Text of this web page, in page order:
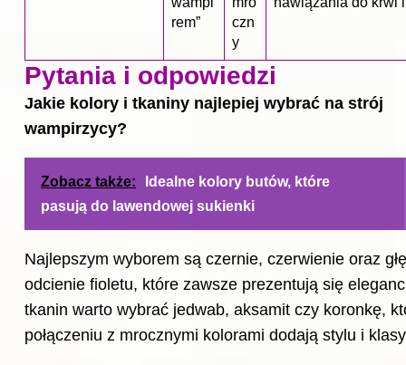
rem”
czn
y
Pytania i odpowiedzi
Jakie kolory i tkaniny najlepiej wybrać na strój
wampirzycy?
Zobacz także:
Idealne kolory butów, które
pasują do lawendowej sukienki
Najlepszym wyborem są czernie, czerwienie oraz
odcienie fioletu, które zawsze prezentują się
tkanin warto wybrać jedwab, aksamit czy koronkę,
połączeniu z mrocznymi kolorami dodają stylu i